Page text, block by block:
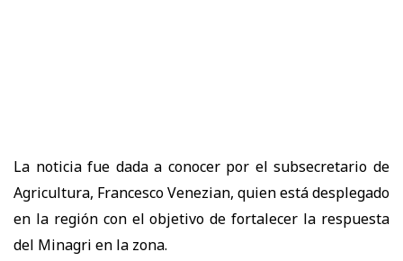
La noticia fue dada a conocer por el subsecretario de
Agricultura, Francesco Venezian, quien está desplegado
en la región con el objetivo de fortalecer la respuesta
del Minagri en la zona.